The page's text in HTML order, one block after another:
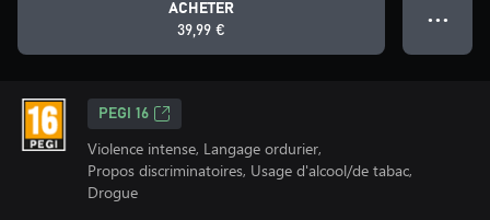
ACHETER
39,99 €
● ● ●
PEGI 16
Violence intense, Langage ordurier,
Propos discriminatoires, Usage d'alcool/de tabac,
Drogue